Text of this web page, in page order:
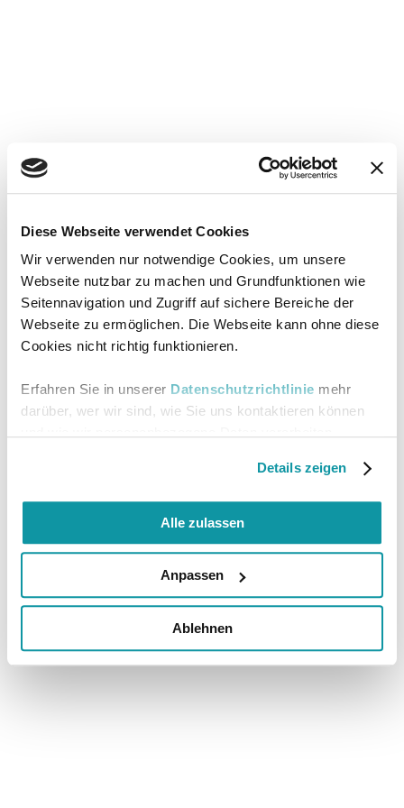
Diese Webseite verwendet Cookies
Wir verwenden nur notwendige Cookies, um unsere
Webseite nutzbar zu machen und Grundfunktionen wie
Seitennavigation und Zugriff auf sichere Bereiche der
Webseite zu ermöglichen. Die Webseite kann ohne diese
Cookies nicht richtig funktionieren.
Erfahren Sie in unserer Datenschutzrichtlinie mehr
darüber, wer wir sind, wie Sie uns kontaktieren können
Details zeigen
Alle zulassen
Anpassen
Ablehnen